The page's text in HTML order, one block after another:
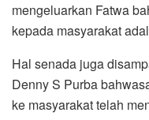
mengeluarkan Fatwa
kepada masyarakat
Hal senada juga
Denny S Purba
ke masyarakat telah